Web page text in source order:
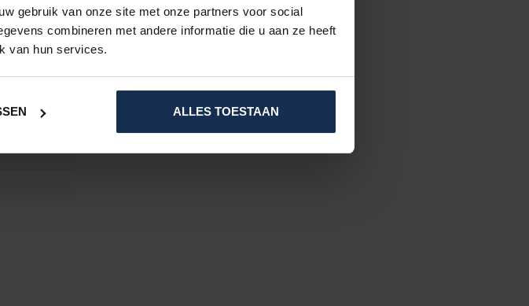
gebruik van onze site met onze partners voor social
combineren met andere informatie die u aan ze heeft
van hun services.
ALLES TOESTAAN